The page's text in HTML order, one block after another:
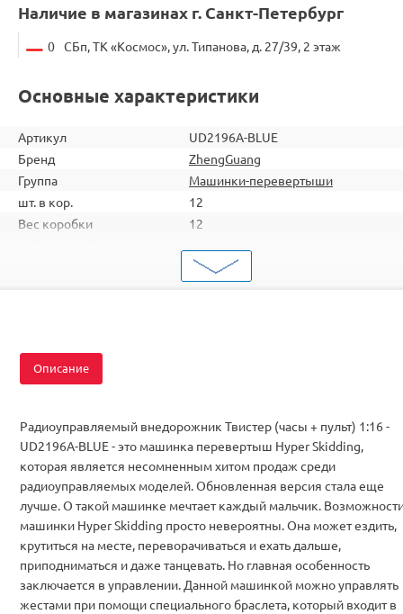
Наличие в магазинах г. Санкт-Петербург
0 СБп, ТК «Космос», ул. Типанова, д. 27/39, 2 этаж
Основные характеристики
Артикул
UD2196A-BLUE
Бренд
ZhengGuang
Группа
Машинки-перевертыши
шт. в кор.
12
Вес коробки
12
2000000248929
Описание
Радиоуправляемый внедорожник Твистер (часы + пульт) 1:16 -
UD2196A-BLUE- это машинка перевертыш Hyper Skidding,
которая является несомненным хитом продаж среди
радиоуправляемых моделей. Обновленная версия стала еще
лучше. О такой машинке мечтает каждый мальчик.
машинки Hyper Skidding просто невероятны. Она может ездить,
крутиться на месте, переворачиваться и ехать дальше,
приподниматься и даже танцевать. Но главная особенность
заключается в управлении. Данной машинкой можно управлять
жестами при помощи специального браслета, который входит в